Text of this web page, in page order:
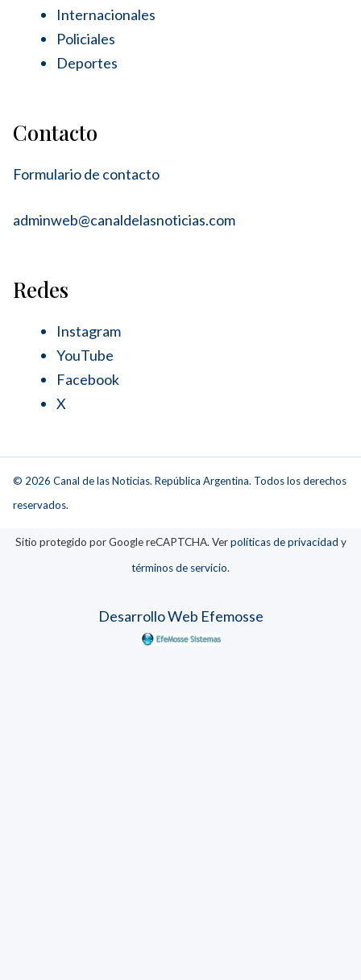
Internacionales
Policiales
Deportes
Contacto
Formulario de contacto
adminweb@canaldelasnoticias.com
Redes
Instagram
YouTube
Facebook
X
© 2026 Canal de las Noticias. República Argentina. Todos los derechos
reservados.
Sitio protegido por Google reCAPTCHA. Verpolíticas de privacidad y
términos de servicio.
Desarrollo Web Efemosse